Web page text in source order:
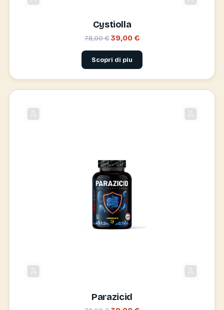
Cystiolla
78,00 €39,00 €
Scopri di piu
Parazicid